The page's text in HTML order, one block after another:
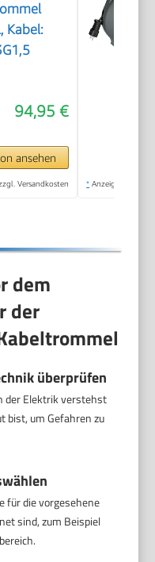
Kabel:
94,95 €
ansehen
Versandkosten * Anzeige
dem
der
überprüfen
der Elektrik verstehst
bist, um Gefahren zu
für die vorgesehene
sind, zum Beispiel